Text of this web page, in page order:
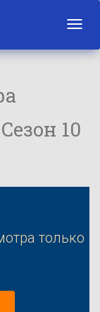
10
только